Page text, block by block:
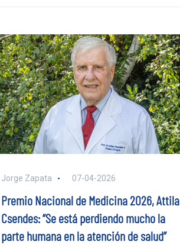
Jorge Zapata 07-04-2026
Premio Nacional de Medicina 2026, Attila
Csendes: “Se está perdiendo mucho la
parte humana en la atención de salud”